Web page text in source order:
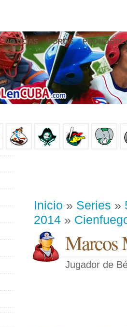
NOTICIAS FOROS
Inicio » Series »
2014 »
Marcos
Jugador de